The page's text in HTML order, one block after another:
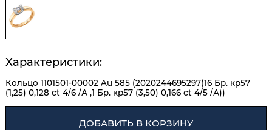
Характеристики:
Кольцо 1101501-00002 Au 585 (2020244695297(16 Бр. кр57
(1,25) 0,128 ct 4/6 /А ,1 Бр. кр57 (3,50) 0,166 ct 4/5 /А))
ДОБАВИТЬ В КОРЗИНУ